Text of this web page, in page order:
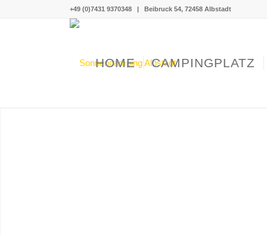
+49 (0)7431 9370348 |Beibruck 54, 72458 Albstadt
HOME CAMPINGPLATZ